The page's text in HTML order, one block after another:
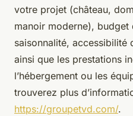
votre projet (château,
manoir moderne), budget
saisonnalité, accessibilité
ainsi que les prestations
l’hébergement ou les
trouverez plus
https://groupetvd.com/.